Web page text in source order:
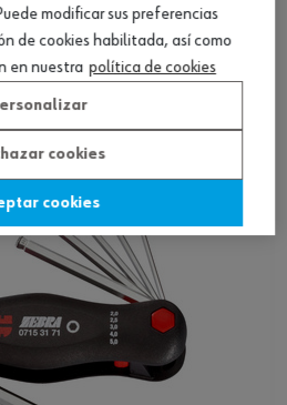
10 piezas, en
producto
modificar sus preferencias
de cookies habilitada, así como
en nuestra política de cookies
cookies
cookies